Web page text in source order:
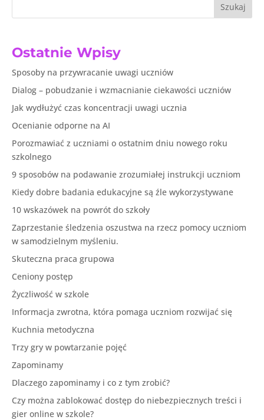
Szukaj
Ostatnie Wpisy
Sposoby na przywracanie uwagi uczniów
Dialog – pobudzanie i wzmacnianie ciekawości uczniów
Jak wydłużyć czas koncentracji uwagi ucznia
Ocenianie odporne na AI
Porozmawiać z uczniami o ostatnim dniu nowego roku
szkolnego
9 sposobów na podawanie zrozumiałej instrukcji uczniom
Kiedy dobre badania edukacyjne są źle wykorzystywane
10 wskazówek na powrót do szkoły
Zaprzestanie śledzenia oszustwa na rzecz pomocy uczniom
w samodzielnym myśleniu.
Skuteczna praca grupowa
Ceniony postęp
Życzliwość w szkole
Informacja zwrotna, która pomaga uczniom rozwijać się
Kuchnia metodyczna
Trzy gry w powtarzanie pojęć
Zapominamy
Dlaczego zapominamy i co z tym zrobić?
Czy można zablokować dostęp do niebezpiecznych treści i
gier online w szkole?